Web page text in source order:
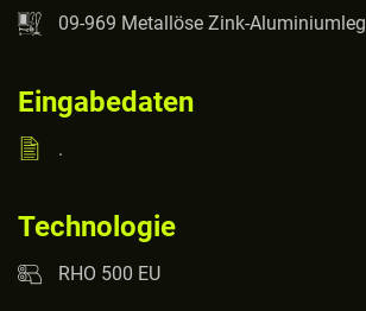
09-969 Metallöse Zink-
Eingabedaten
.
Technologie
RHO 500 EU